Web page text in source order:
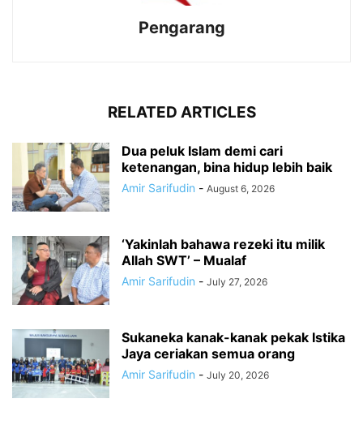
Pengarang
RELATED ARTICLES
Dua peluk Islam demi cari
ketenangan, bina hidup lebih baik
Amir Sarifudin - August 6, 2026
‘Yakinlah bahawa rezeki itu milik
Allah SWT’ – Mualaf
Amir Sarifudin - July 27, 2026
Sukaneka kanak-kanak pekak Istika
Jaya ceriakan semua orang
Amir Sarifudin - July 20, 2026